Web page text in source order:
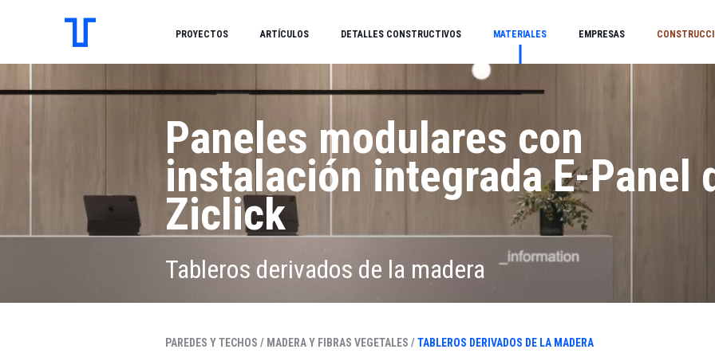
PROYECTOS ARTÍCULOS DETALLES CONSTRUCTIVOS MATERIALES EMPRESAS
Paneles modulares con
instalación integrada E-Panel
Ziclick
Tableros derivados de la madera
PAREDES Y TECHOS / MADERA Y FIBRAS VEGETALES /TABLEROS DERIVADOS DE LA MADERA